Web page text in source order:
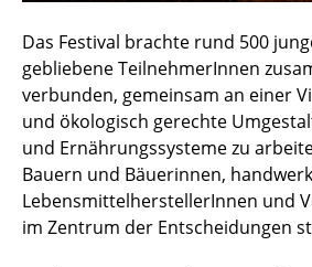
Das Festival brachte rund 500
gebliebene TeilnehmerInnen
verbunden, gemeinsam an einer
und ökologisch gerechte
und Ernährungssysteme zu
Bauern und Bäuerinnen,
LebensmittelherstellerInnen und
im Zentrum der Entscheidungen